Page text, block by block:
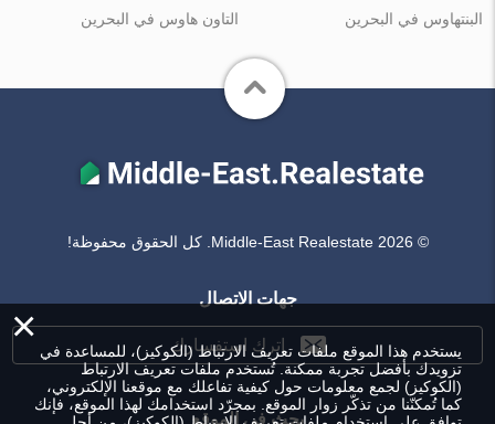
البنتهاوس في البحرين
التاون هاوس في البحرين
© Middle-East Realestate 2026. كل الحقوق محفوظة!
جهات الاتصال
اترك استفسارك
بحث في الموقع
×
يستخدم هذا الموقع ملفات تعريف الارتباط (الكوكيز)، للمساعدة في
تزويدك بأفضل تجربة ممكنة. تُستخدم ملفات تعريف الارتباط
(الكوكيز) لجمع معلومات حول كيفية تفاعلك مع موقعنا الإلكتروني،
كما تُمكنّنا من تذكّر زوار الموقع. بمجرّد استخدامك لهذا الموقع، فإنك